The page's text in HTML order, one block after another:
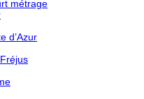
métrage
d’Azur